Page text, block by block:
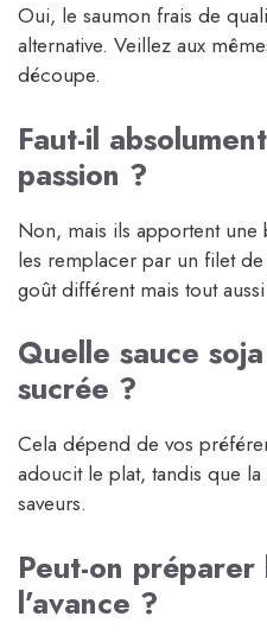
Oui, le saumon frais de
alternative. Veillez aux
découpe.
Faut-il
passion ?
Non, mais ils apportent
les remplacer par un filet
goût différent mais tout
Quelle sauce
sucrée ?
Cela dépend de vos
adoucit le plat, tandis que la
saveurs.
Peut-on
l’avance ?